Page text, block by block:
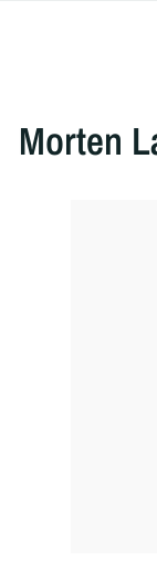
Morten